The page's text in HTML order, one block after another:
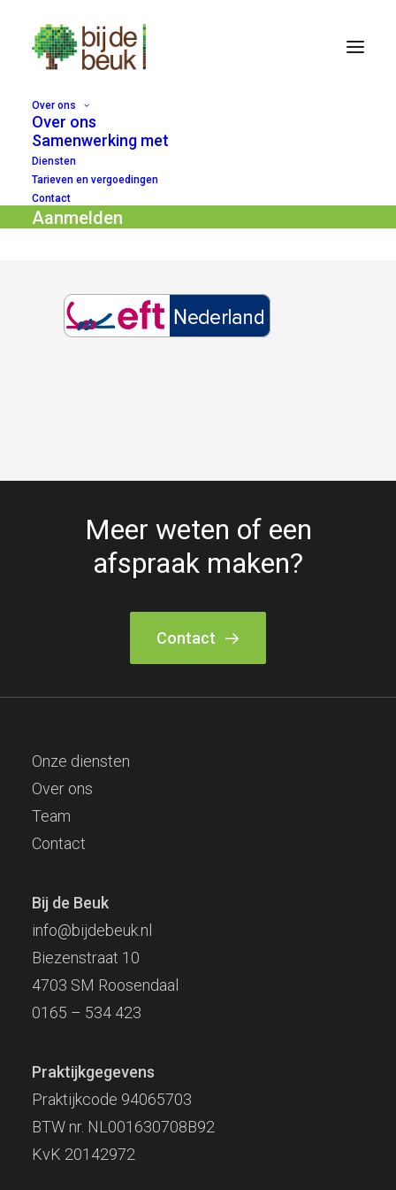
Over ons
Over ons
Samenwerking met
Diensten
Tarieven en vergoedingen
Contact
Aanmelden
Meer weten of een
afspraak maken?
Contact
Onze diensten
Over ons
Team
Contact
Bij de Beuk
info@bijdebeuk.nl
Biezenstraat 10
4703 SM Roosendaal
0165 – 534 423
Praktijkgegevens
Praktijkcode 94065703
BTW nr. NL001630708B92
KvK 20142972